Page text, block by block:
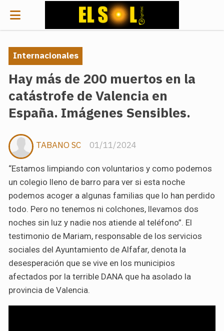
Hay más de 200 muertos en la
catástrofe de Valencia en
España. Imágenes Sensibles.
“Estamos limpiando con voluntarios y como podemos
un colegio lleno de barro para ver si esta noche
podemos acoger a algunas familias que lo han perdido
todo. Pero no tenemos ni colchones, llevamos dos
noches sin luz y nadie nos atiende al teléfono”. El
testimonio de Mariam, responsable de los servicios
sociales del Ayuntamiento de Alfafar, denota la
desesperación que se vive en los municipios
afectados por la terrible DANA que ha asolado la
provincia de Valencia.
Internacionales
01/11/2024
TABANO SC